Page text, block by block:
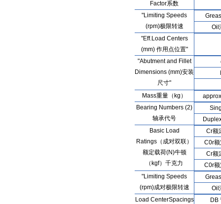
Factor系数
"Limiting Speeds
(rpm)极限转速
Oil
"Eff.Load Centers
(mm) 作用点位置"
"Abutment and Fillet
Dimensions (mm)安装
尺寸"
Mass重量（kg）
Bearing Numbers (2)
轴承代号
Basic Load
Ratings（成对双联）
额定载荷(N)牛顿
（kgf）千克力
Cr额
C0r
Cr额
C0r
"Limiting Speeds
(rpm)成对极限转速
Oil
Load CenterSpacings
DB